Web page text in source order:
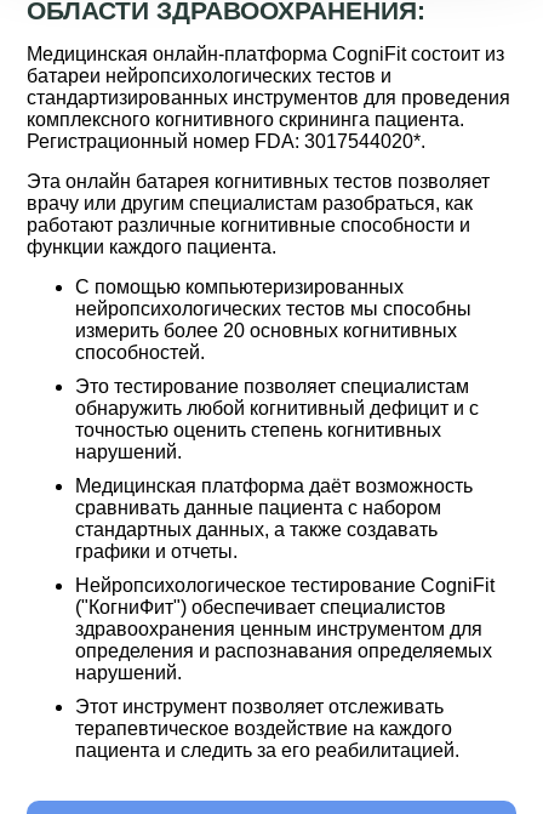
ОБЛАСТИ ЗДРАВООХРАНЕНИЯ:
Медицинская онлайн-платформа CogniFit состоит из
батареи нейропсихологических тестов и
стандартизированных инструментов для проведения
комплексного когнитивного скрининга пациента.
Регистрационный номер FDA: 3017544020*.
Эта онлайн батарея когнитивных тестов позволяет
врачу или другим специалистам разобраться, как
работают различные когнитивные способности и
функции каждого пациента.
С помощью компьютеризированных
нейропсихологических тестов мы способны
измерить более 20 основных когнитивных
способностей.
Это тестирование позволяет специалистам
обнаружить любой когнитивный дефицит и с
точностью оценить степень когнитивных
нарушений.
Медицинская платформа даёт возможность
сравнивать данные пациента с набором
стандартных данных, а также создавать
графики и отчеты.
Нейропсихологическое тестирование CogniFit
("КогниФит") обеспечивает специалистов
здравоохранения ценным инструментом для
определения и распознавания определяемых
нарушений.
Этот инструмент позволяет отслеживать
терапевтическое воздействие на каждого
пациента и следить за его реабилитацией.